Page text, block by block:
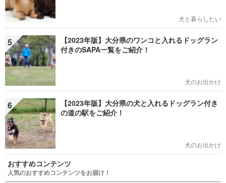
犬と暮らしたい
5
【2023年版】大分県のワンコと入れるドッグラン
付きのSAPA一覧をご紹介！
犬のお出かけ
6
【2023年版】大分県の犬と入れるドッグラン付き
の道の駅をご紹介！
犬のお出かけ
おすすめコンテンツ
人気のおすすめコンテンツをお届け！